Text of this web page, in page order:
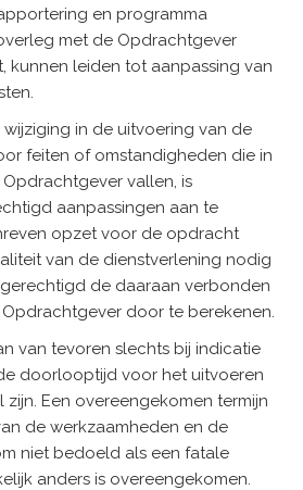
en programma
met de Opdrachtgever
kunnen leiden tot aanpassing van
wijziging in de uitvoering van de
feiten of omstandigheden die in
vallen, is
aanpassingen aan te
opzet voor de opdracht
van de dienstverlening nodig
de daaraan verbonden
door te berekenen.
van tevoren slechts bij indicatie
doorlooptijd voor het uitvoeren
Een overeengekomen termijn
de werkzaamheden en de
niet bedoeld als een fatale
anders is overeengekomen.